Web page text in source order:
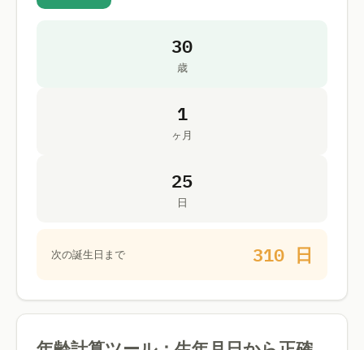
30
歳
1
ヶ月
25
日
次の誕生日まで 310 日